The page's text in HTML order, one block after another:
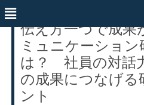
伝え方一つで成
ミュニケーション
は？ 社員の対話
の成果につなげる
ント